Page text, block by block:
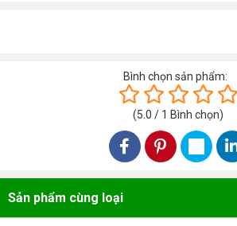
Bình chọn sản phẩm:
(5.0 / 1 Bình chọn)
Sản phẩm cùng loại